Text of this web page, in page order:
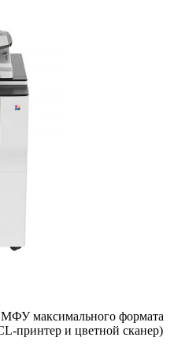
максимального формата
принтер и цветной сканер)